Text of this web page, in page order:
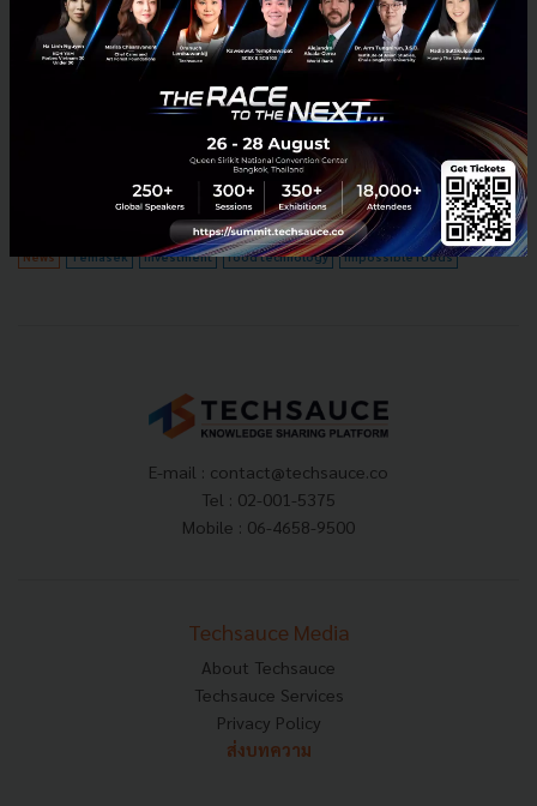
Temasek ร่วมลงทุน 114 ล้านเหรียญสหรัฐฯ พา 'Impossible
Foods' บุกเอเชีย
Food Tech เป็นอีกแวดวงหนึ่งที่น่าสนใจโดยเฉพาะในเอเชียซึ่งมีประชากร
จำนวนมาก ซึ่งหมายถึงตลาดที่มีขนาดใหญ่นั่นเอง ล่าสุด Temasek บริษัท
ด้านการลงทุนในสิงคโปร์ จึงเข้าร่วมลงทุนใน Imposs...
| ByTechsauce Team
News Temasek Investment food technology impossible foods
E-mail : contact@techsauce.co
Tel : 02-001-5375
Mobile : 06-4658-9500
Techsauce Media
About Techsauce
Techsauce Services
Privacy Policy
ส่งบทความ